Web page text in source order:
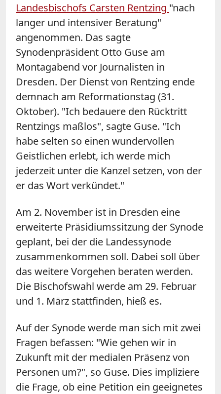
Landesbischofs Carsten Rentzing "nach
langer und intensiver Beratung"
angenommen. Das sagte
Synodenpräsident Otto Guse am
Montagabend vor Journalisten in
Dresden. Der Dienst von Rentzing ende
demnach am Reformationstag (31.
Oktober). "Ich bedauere den Rücktritt
Rentzings maßlos", sagte Guse. "Ich
habe selten so einen wundervollen
Geistlichen erlebt, ich werde mich
jederzeit unter die Kanzel setzen, von der
er das Wort verkündet."
Am 2. November ist in Dresden eine
erweiterte Präsidiumssitzung der Synode
geplant, bei der die Landessynode
zusammenkommen soll. Dabei soll über
das weitere Vorgehen beraten werden.
Die Bischofswahl werde am 29. Februar
und 1. März stattfinden, hieß es.
Auf der Synode werde man sich mit zwei
Fragen befassen: "Wie gehen wir in
Zukunft mit der medialen Präsenz von
Personen um?", so Guse. Dies impliziere
die Frage, ob eine Petition ein geeignetes